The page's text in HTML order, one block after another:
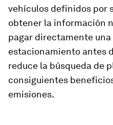
vehículos definidos por
obtener la información
pagar directamente una
estacionamiento antes
reduce la búsqueda de
consiguientes
emisiones.